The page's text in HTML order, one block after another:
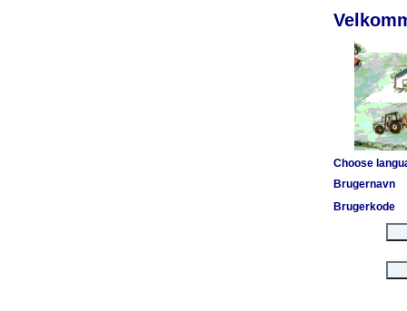
Choose
Brugernavn
Brugerkode